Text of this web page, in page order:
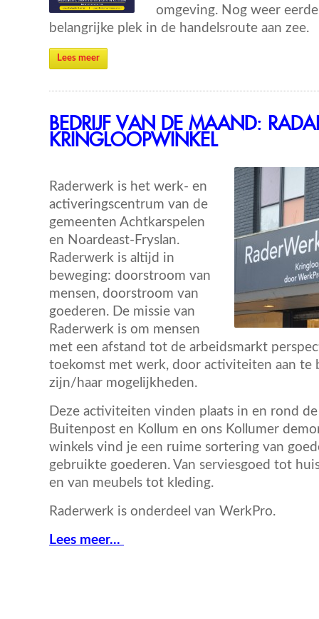
omgeving. Nog weer
belangrijke plek in de handelsroute aan zee.
Lees meer
BEDRIJF VAN DE MAAND:
KRINGLOOPWINKEL
Raderwerk is het werk- en
activeringscentrum van de
gemeenten Achtkarspelen
en Noardeast-Fryslan.
Raderwerk is altijd in
beweging: doorstroom van
mensen, doorstroom van
goederen. De missie van
Raderwerk is om mensen
met een afstand tot de arbeidsmarkt
toekomst met werk, door activiteiten aan te
zijn/haar mogelijkheden.
Deze activiteiten vinden plaats in en rond
Buitenpost en Kollum en ons Kollumer
winkels vind je een ruime sortering van
gebruikte goederen. Van serviesgoed tot
en van meubels tot kleding.
Raderwerk is onderdeel van WerkPro.
Lees meer...